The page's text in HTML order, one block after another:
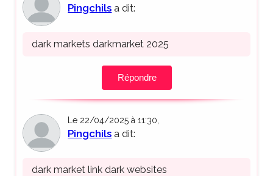
Pingchils a dit:
dark markets darkmarket 2025
Répondre
Le 22/04/2025 à 11:30,
Pingchils a dit:
dark market link dark websites